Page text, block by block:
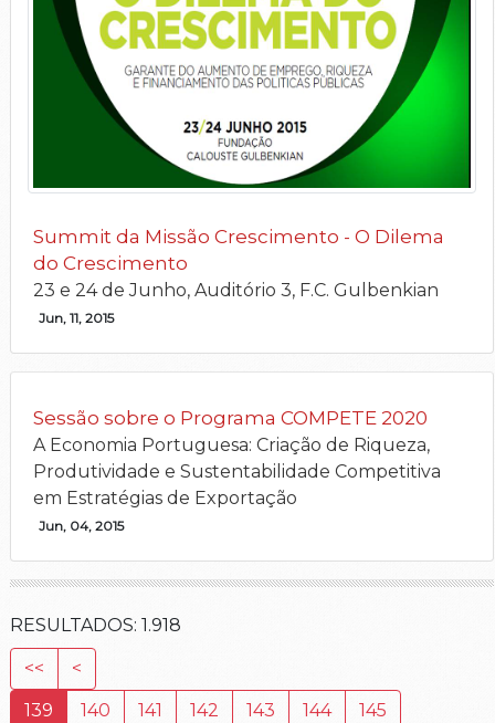
Summit da Missão Crescimento - O Dilema
do Crescimento
23 e 24 de Junho, Auditório 3, F.C. Gulbenkian
Jun, 11, 2015
Sessão sobre o Programa COMPETE 2020
A Economia Portuguesa: Criação de Riqueza,
Produtividade e Sustentabilidade Competitiva
em Estratégias de Exportação
Jun, 04, 2015
RESULTADOS: 1.918
<<
<
139
140 141 142 143 144
145